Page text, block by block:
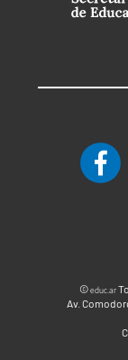
©educ.ar
Av.